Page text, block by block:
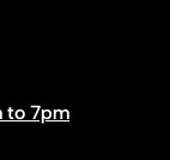
to 7pm